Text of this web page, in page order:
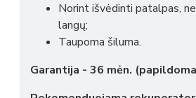
Norint išvėdinti patalpas,
langų;
Taupoma šiluma.
Garantija - 36 mėn.